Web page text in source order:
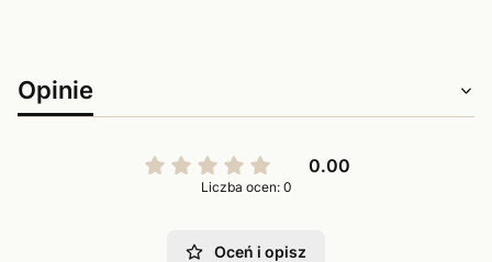
Opinie
0.00
Liczba ocen: 0
Oceń i opisz